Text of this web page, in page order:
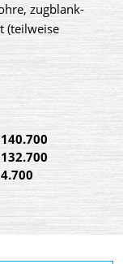
zugblank-
(teilweise
140.700
132.700
4.700